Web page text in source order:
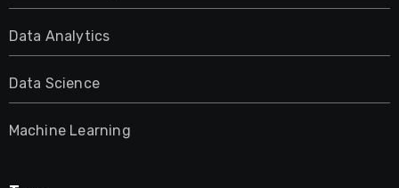
Data Analytics
Data Science
Machine Learning